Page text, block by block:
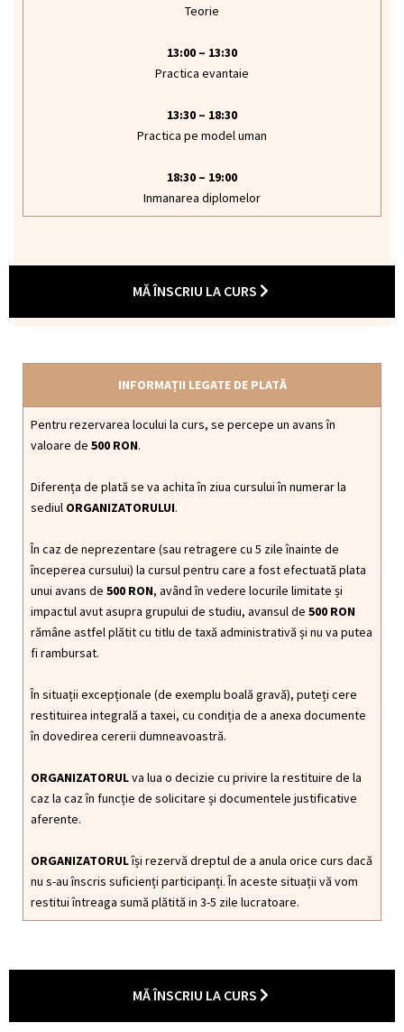
Teorie
13:00 – 13:30
Practica evantaie
13:30 – 18:30
Practica pe model uman
18:30 – 19:00
Inmanarea diplomelor
MĂ ÎNSCRIU LA CURS
INFORMAȚII LEGATE DE PLATĂ
Pentru rezervarea locului la curs, se percepe un avans în
valoare de 500 RON.
Diferența de plată se va achita în ziua cursului în numerar la
sediul ORGANIZATORULUI.
În caz de neprezentare (sau retragere cu 5 zile înainte de
începerea cursului) la cursul pentru care a fost efectuată plata
unui avans de 500 RON, având în vedere locurile limitate și
impactul avut asupra grupului de studiu, avansul de 500 RON
rămâne astfel plătit cu titlu de taxă administrativă și nu va putea
fi rambursat.
În situații excepționale (de exemplu boală gravă), puteți cere
restituirea integrală a taxei, cu condiția de a anexa documente
în dovedirea cererii dumneavoastră.
ORGANIZATORULva lua o decizie cu privire la restituire de la
caz la caz în funcție de solicitare și documentele justificative
aferente.
ORGANIZATORULîși rezervă dreptul de a anula orice curs dacă
nu s-au înscris suficienți participanți. În aceste situații vă vom
restitui întreaga sumă plătită in 3-5 zile lucratoare.
MĂ ÎNSCRIU LA CURS